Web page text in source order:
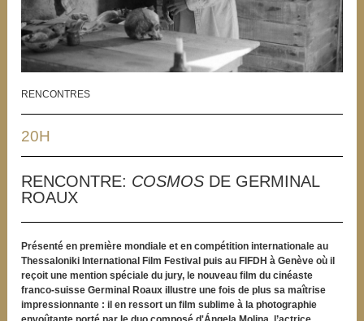
RENCONTRES
20H
RENCONTRE: COSMOSDE GERMINAL
ROAUX
Présenté en première mondiale et en compétition internationale au
Thessaloniki International Film Festival puis au FIFDH à Genève où il
reçoit une mention spéciale du jury, le nouveau film du cinéaste
franco-suisse Germinal Roaux illustre une fois de plus sa maîtrise
impressionnante : il en ressort un film sublime à la photographie